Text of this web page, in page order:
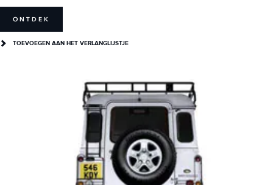
ONTDEK
TOEVOEGEN AAN HET VERLANGLIJSTJE